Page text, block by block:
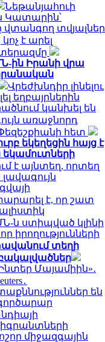
Նեթանյահուի
Կատարին՝
տվյալներ
է արել
ին Իրանի վրա
Վրեժխնդիր լինելու
եղբայրներին
կանխել են
առաջնորդ
հետ
եկեղեցին հայց է
եկամուտների
է այնտեղ, որտեղ
լավագույն
է, որ շատ
ն ստիպված կլինի
իրողությունների
տեղի
Մայամիին»․
են
միջազգային